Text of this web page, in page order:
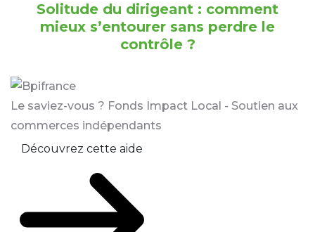
Solitude du dirigeant : comment
mieux s’entourer sans perdre le
contrôle ?
Le saviez-vous ? Fonds Impact Local - Soutien aux
commerces indépendants
Découvrez cette aide